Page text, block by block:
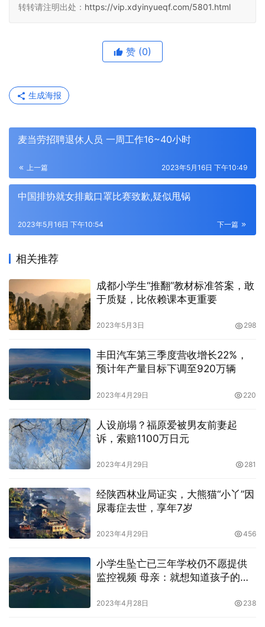
转转请注明出处： https://vip.xdyinyueqf.com/5801.html
赞 (0)
生成海报
麦当劳招聘退休人员 一周工作16~40小时
上一篇 2023年5月16日 下午10:49
中国排协就女排戴口罩比赛致歉,疑似甩锅
下一篇
2023年5月16日 下午10:54
相关推荐
成都小学生“推翻”教材标准答案，敢
于质疑，比依赖课本更重要
2023年5月3日 298
丰田汽车第三季度营收增长22%，
预计年产量目标下调至920万辆
2023年4月29日 220
人设崩塌？福原爱被男友前妻起
诉，索赔1100万日元
2023年4月29日 281
经陕西林业局证实，大熊猫“小丫”因
尿毒症去世，享年7岁
2023年4月29日 456
小学生坠亡已三年学校仍不愿提供
监控视频 母亲：就想知道孩子的真
2023年4月28日 238